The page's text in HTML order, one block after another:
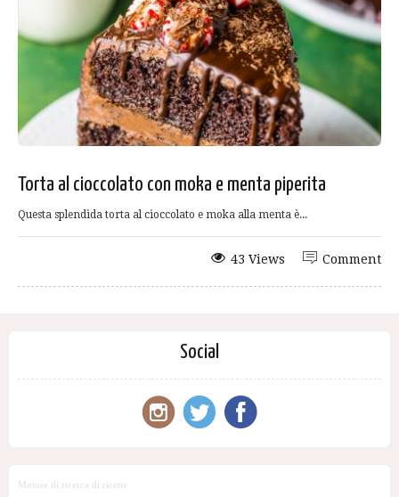
Torta al cioccolato con moka e menta piperita
Questa splendida torta al cioccolato e moka alla menta è...
Comment
43 Views
Social
Motore di ricerca di ricette